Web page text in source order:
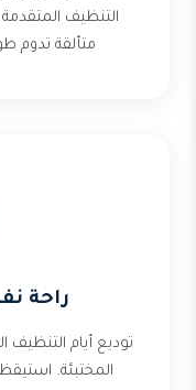
التنظيف
متألقة تدوم
راحة
توديع أيام التنظيف
المختبئة.